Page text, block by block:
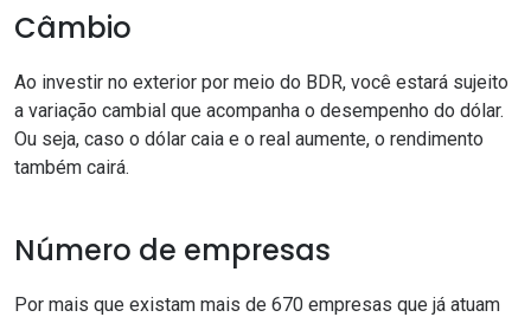
Câmbio
Ao investir no exterior por meio do BDR, você estará sujeito
a variação cambial que acompanha o desempenho do dólar.
Ou seja, caso o dólar caia e o real aumente, o rendimento
também cairá.
Número de empresas
Por mais que existam mais de 670 empresas que já atuam